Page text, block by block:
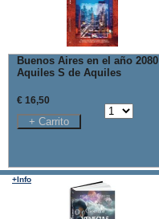
Buenos Aires en el año 2080
Aquiles S de Aquiles
€ 16,50
+Info